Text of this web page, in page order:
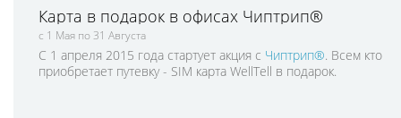
Карта в подарок в офисах Чиптрип®
с 1 Мая по 31 Августа
С 1 апреля 2015 года стартует акция с Чиптрип®. Всем кто
приобретает путевку - SIM карта WellTell в подарок.